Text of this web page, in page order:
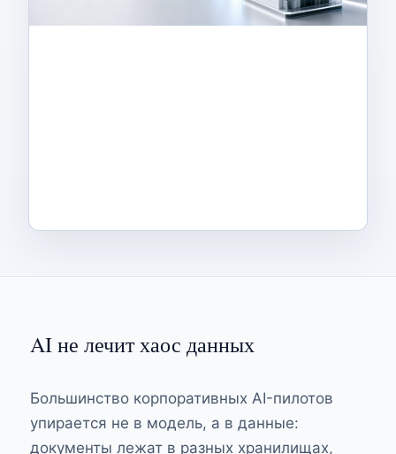
AI не лечит хаос данных
Большинство корпоративных AI-пилотов
упирается не в модель, а в данные:
документы лежат в разных хранилищах,